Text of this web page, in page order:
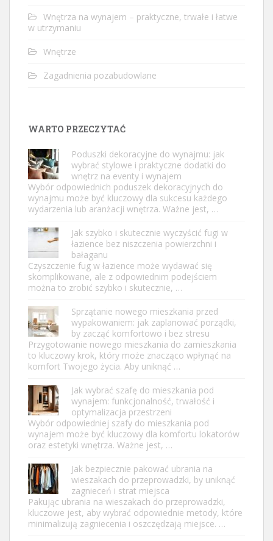
Wnętrza na wynajem – praktyczne, trwałe i łatwe
w utrzymaniu
Wnętrze
Zagadnienia pozabudowlane
WARTO PRZECZYTAĆ
Poduszki dekoracyjne do wynajmu: jak
wybrać stylowe i praktyczne dodatki do
wnętrz na eventy i wynajem
Wybór odpowiednich poduszek dekoracyjnych do
wynajmu może być kluczowy dla sukcesu każdego
wydarzenia lub aranżacji wnętrza. Ważne jest, …
Jak szybko i skutecznie wyczyścić fugi w
łazience bez niszczenia powierzchni i
bałaganu
Czyszczenie fug w łazience może wydawać się
skomplikowane, ale z odpowiednim podejściem
można to zrobić szybko i skutecznie, …
Sprzątanie nowego mieszkania przed
wypakowaniem: jak zaplanować porządki,
by zacząć komfortowo i bez stresu
Przygotowanie nowego mieszkania do zamieszkania
to kluczowy krok, który może znacząco wpłynąć na
komfort Twojego życia. Aby uniknąć …
Jak wybrać szafę do mieszkania pod
wynajem: funkcjonalność, trwałość i
optymalizacja przestrzeni
Wybór odpowiedniej szafy do mieszkania pod
wynajem może być kluczowy dla komfortu lokatorów
oraz estetyki wnętrza. Ważne jest, …
Jak bezpiecznie pakować ubrania na
wieszakach do przeprowadzki, by uniknąć
zagnieceń i strat miejsca
Pakując ubrania na wieszakach do przeprowadzki,
kluczowe jest, aby wybrać odpowiednie metody, które
minimalizują zagniecenia i oszczędzają miejsce. …